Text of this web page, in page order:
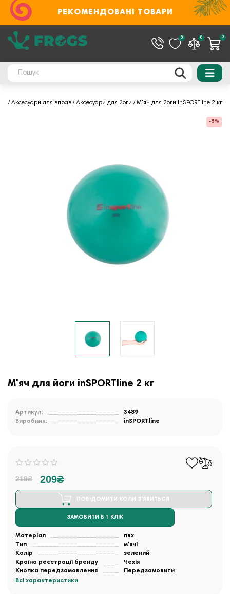
РЕКОМЕНДОВАНІ ТОВАРИ
0 0 0
Аксесуари для вправ Аксесуари для йоги М'яч для йоги inSPORTline 2 кг
-5%
М'яч для йоги inSPORTline 2 кг
Артикул:
3489
Виробник:
inSPORTline
219₴ 209₴
ПОВІДОМИТИ КОЛИ З'ЯВИТЬСЯ
ЗАМОВИТИ В 1 КЛІК
Матеріал
пвх
Тип
м'ячі
Колір
зелений
Країна реєстрації бренду
Чехія
Кнопка передзамовлення
Передзамовити
Всі характеристики